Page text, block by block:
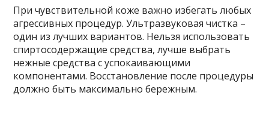
При чувствительной коже важно избегать любых
агрессивных процедур. Ультразвуковая чистка –
один из лучших вариантов. Нельзя использовать
спиртосодержащие средства, лучше выбрать
нежные средства с успокаивающими
компонентами. Восстановление после процедуры
должно быть максимально бережным.